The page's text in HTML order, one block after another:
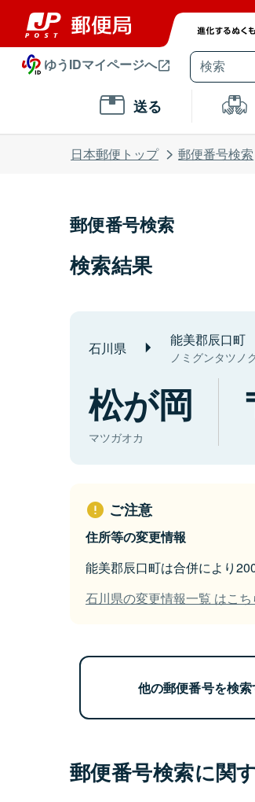
ゆうIDマイページへ
送る
日本郵便トップ 郵便番号検索
郵便番号検索
検索結果
石川県 能美郡辰口町
ノミグンタツノ
松が岡
マツガオカ
ご注意
住所等の変更情報
能美郡辰口町は合併により
石川県の変更情報一覧 はこち
他の郵便番号を検
郵便番号検索に関